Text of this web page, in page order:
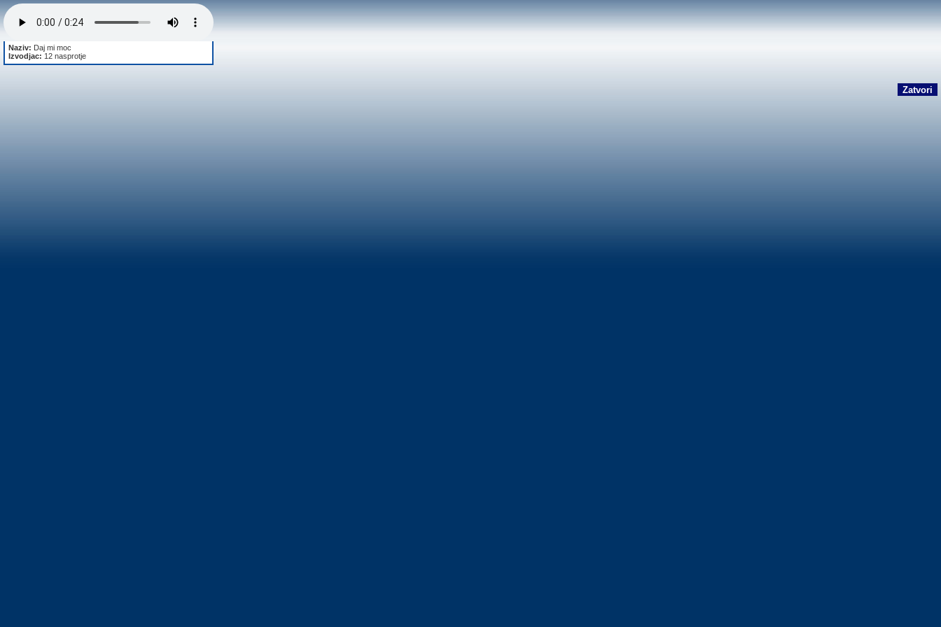
Naziv: Daj mi moc
Izvodjac: 12 nasprotje